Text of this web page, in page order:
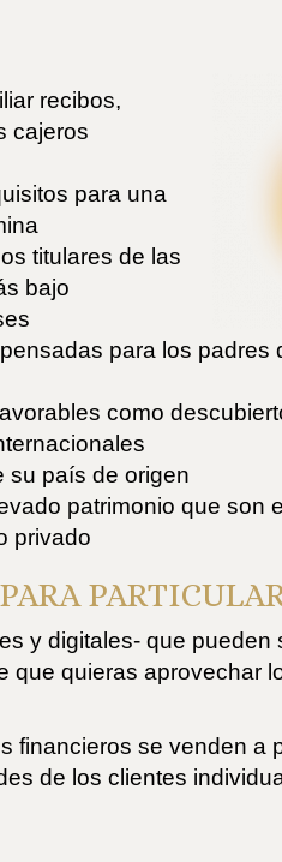
recibos,
cajeros
para una
titulares de las
bajo
para los padres
como
su país de origen
patrimonio que son
privado
y digitales- que pueden
quieras aprovechar
financieros se venden a
de los clientes